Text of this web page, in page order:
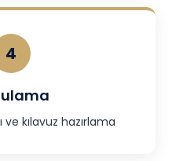
4
kılavuz hazırlama